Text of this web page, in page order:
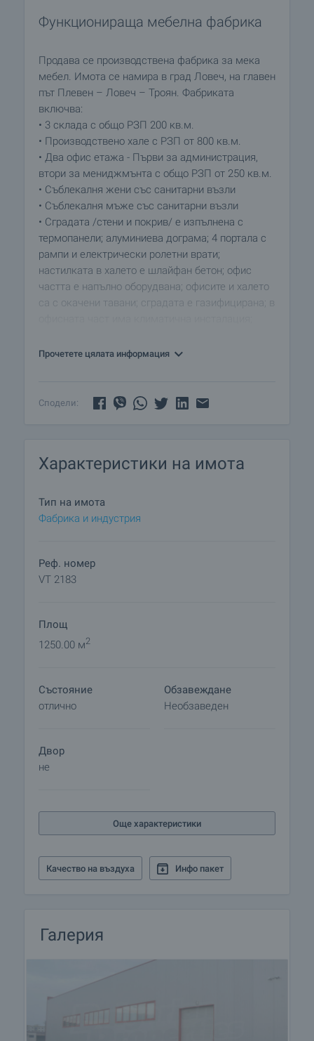
Функционираща мебелна фабрика
Продава се производствена фабрика за мека
мебел. Имота се намира в град Ловеч, на главен
път Плевен – Ловеч – Троян. Фабриката
включва:
• 3 склада с общо РЗП 200 кв.м.
• Производствено хале с РЗП от 800 кв.м.
• Два офис етажа - Първи за администрация,
втори за мениджмънта с общо РЗП от 250 кв.м.
• Съблекалня жени със санитарни възли
• Съблекалня мъже със санитарни възли
• Сградата /стени и покрив/ е изпълнена с
термопанели; алуминиева дограма; 4 портала с
рампи и електрически ролетни врати;
настилката в халето е шлайфан бетон; офис
частта е напълно оборудвана; офисите и халето
са с окачени тавани; сградата е газифицирана; в
видеонаблюдение, система за контрол на
сградата е 6000 кв.м, изцяло ограден с метална
вид производствена дейност. Изпълнена е по
Цената е без ДДС!
Прочетете цялата информация
Сподели:
Характеристики на имота
Тип на имота
Фабрика и индустрия
Реф. номер
VT 2183
Площ
1250.00 м2
Състояние
отлично
Обзавеждане
Необзаведен
Двор
не
Още характеристики
Качество на въздуха Инфо пакет
Галерия